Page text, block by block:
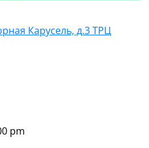
Карусель, д.3 ТРЦ
pm